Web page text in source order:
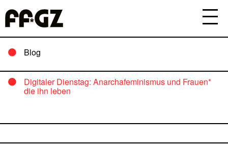
Blog
Digitaler Dienstag: Anarchafeminismus und Frauen*
die ihn leben